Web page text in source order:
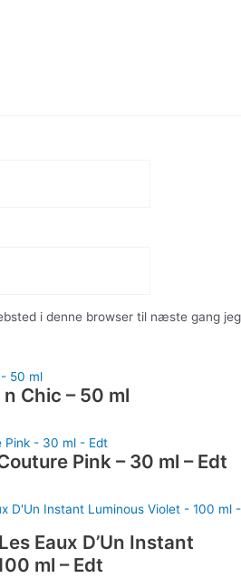
i denne browser til næste gang jeg
Chic – 50 ml
Pink – 30 ml – Edt
Eaux D’Un Instant
ml – Edt